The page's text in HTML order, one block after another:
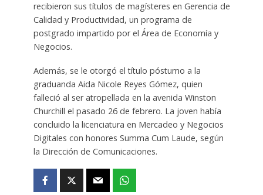
recibieron sus títulos de magísteres en Gerencia de
Calidad y Productividad, un programa de
postgrado impartido por el Área de Economía y
Negocios.
Además, se le otorgó el título póstumo a la
graduanda Aida Nicole Reyes Gómez, quien
falleció al ser atropellada en la avenida Winston
Churchill el pasado 26 de febrero. La joven había
concluido la licenciatura en Mercadeo y Negocios
Digitales con honores Summa Cum Laude, según
la Dirección de Comunicaciones.